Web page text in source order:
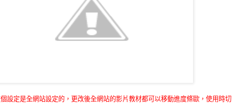
設定是全網站設定的，更改後全網站的影片教材都可以移動進度條歐，使用時切